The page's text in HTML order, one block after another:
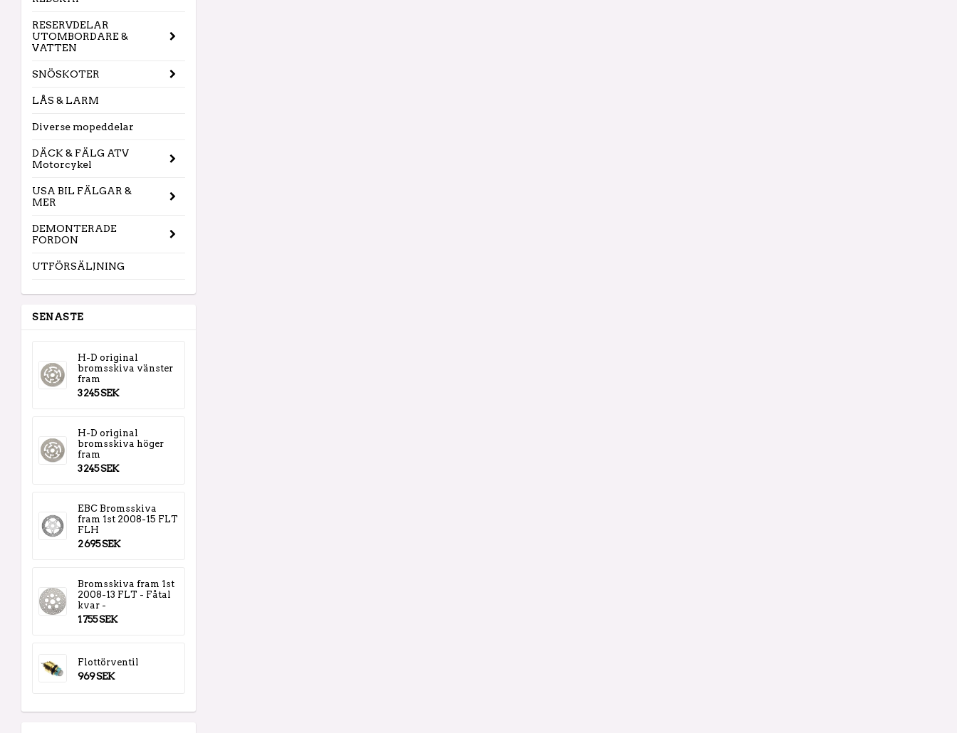
RESERVDELAR
UTOMBORDARE &
VATTEN
SNÖSKOTER
LÅS & LARM
Diverse mopeddelar
DÄCK & FÄLG ATV
Motorcykel
USA BIL FÄLGAR &
MER
DEMONTERADE
FORDON
UTFÖRSÄLJNING
SENASTE
H-D original
bromsskiva vänster
fram
3 245 SEK
H-D original
bromsskiva höger
fram
3 245 SEK
EBC Bromsskiva
fram 1st 2008-15 FLT
FLH
2 695 SEK
Bromsskiva fram 1st
2008-13 FLT - Fåtal
kvar -
1 755 SEK
Flottörventil
969 SEK